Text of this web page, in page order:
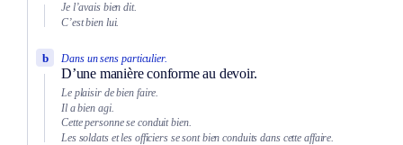
Je l’avais bien dit.
C’est bien lui.
Dans un sens particulier.
D’une manière conforme au devoir.
b
Le plaisir de bien faire.
Il a bien agi.
Cette personne se conduit bien.
Les soldats et les officiers se sont bien conduits dans cette affaire.